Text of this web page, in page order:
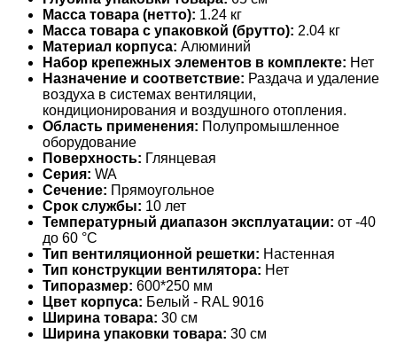
Масса товара (нетто): 1.24 кг
Масса товара с упаковкой (брутто): 2.04 кг
Материал корпуса: Алюминий
Набор крепежных элементов в комплекте: Нет
Назначение и соответствие: Раздача и удаление
воздуха в системах вентиляции,
кондиционирования и воздушного отопления.
Область применения: Полупромышленное
оборудование
Поверхность: Глянцевая
Серия: WA
Сечение: Прямоугольное
Срок службы: 10 лет
Температурный диапазон эксплуатации: от -40
до 60 °С
Тип вентиляционной решетки: Настенная
Тип конструкции вентилятора: Нет
Типоразмер: 600*250 мм
Цвет корпуса: Белый - RAL 9016
Ширина товара: 30 см
Ширина упаковки товара: 30 см